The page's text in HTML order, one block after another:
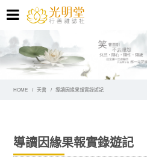
HOME 天書 導讀因緣果報實錄遊記
導讀因緣果報實錄遊記